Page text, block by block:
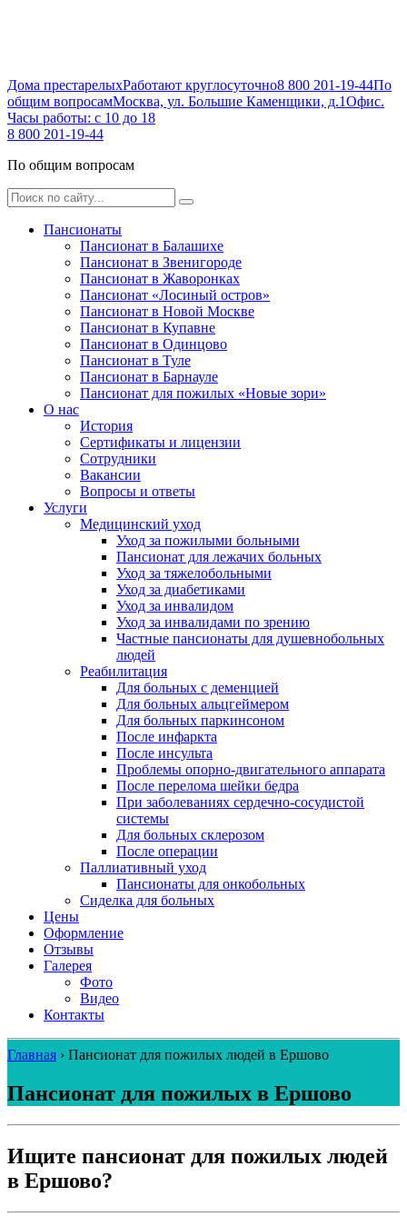
Дома престарелыхРаботают круглосуточно8 800 201-19-44По
общим вопросамМосква, ул. Большие Каменщики, д.1Офис.
Часы работы: с 10 до 18
8 800 201-19-44
По общим вопросам
Пансионаты
Пансионат в Балашихе
Пансионат в Звенигороде
Пансионат в Жаворонках
Пансионат «Лосиный остров»
Пансионат в Новой Москве
Пансионат в Купавне
Пансионат в Одинцово
Пансионат в Туле
Пансионат в Барнауле
Пансионат для пожилых «Новые зори»
О нас
История
Сертификаты и лицензии
Сотрудники
Вакансии
Вопросы и ответы
Услуги
Медицинский уход
Уход за пожилыми больными
Пансионат для лежачих больных
Уход за тяжелобольными
Уход за диабетиками
Уход за инвалидом
Уход за инвалидами по зрению
Частные пансионаты для душевнобольных
людей
Реабилитация
Для больных с деменцией
Для больных альцгеймером
Для больных паркинсоном
После инфаркта
После инсульта
Проблемы опорно-двигательного аппарата
После перелома шейки бедра
При заболеваниях сердечно-сосудистой
системы
Для больных склерозом
После операции
Паллиативный уход
Пансионаты для онкобольных
Сиделка для больных
Цены
Оформление
Отзывы
Галерея
Фото
Видео
Контакты
Главная › Пансионат для пожилых людей в Ершово
Пансионат для пожилых в Ершово
Ищите пансионат для пожилых людей
в Ершово?